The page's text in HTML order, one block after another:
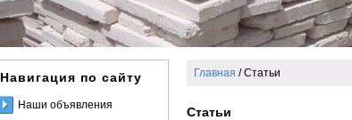
Навигация по сайту
Наши объявления
Главная / Статьи
Статьи